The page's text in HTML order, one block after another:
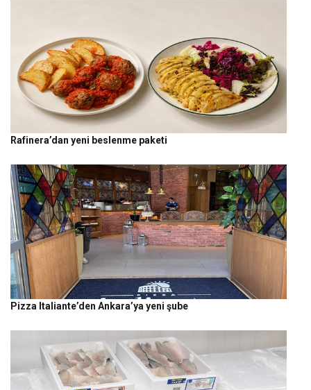
Rafinera’dan yeni beslenme paketi
Pizza Italiante’den Ankara’ya yeni şube